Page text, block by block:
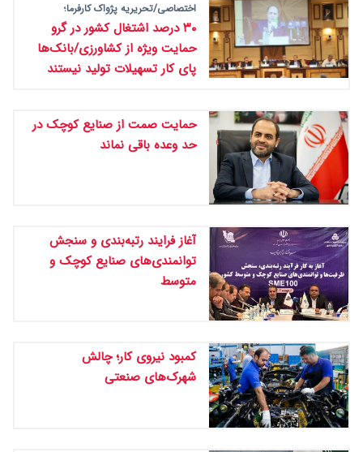
اختصاصی/تحریریه پژواک کارفرما؛
۳۰ درصد اشتغال کشور در گرو
حمایت ویژه از کشاورزی/بانک‌ها
پای کار تسهیلات تولید نیستند
حمایت صمت از صنایع کوچک در
حد وعده‌ باقی نماند
آغاز فرایند رتبه‌بندی و سنجش
توانمندی‌های صنایع کوچک و
متوسط
کمبود نیروی کار؛ چالش
شهرک‌های صنعتی